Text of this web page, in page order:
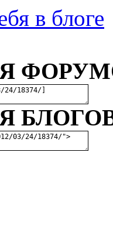
в блоге
БЛОГОВ